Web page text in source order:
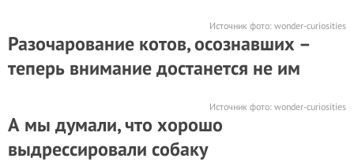
Источник фото: wonder-curiosities
Разочарование котов, осознавших –
теперь внимание достанется не им
Источник фото: wonder-curiosities
А мы думали, что хорошо
выдрессировали собаку